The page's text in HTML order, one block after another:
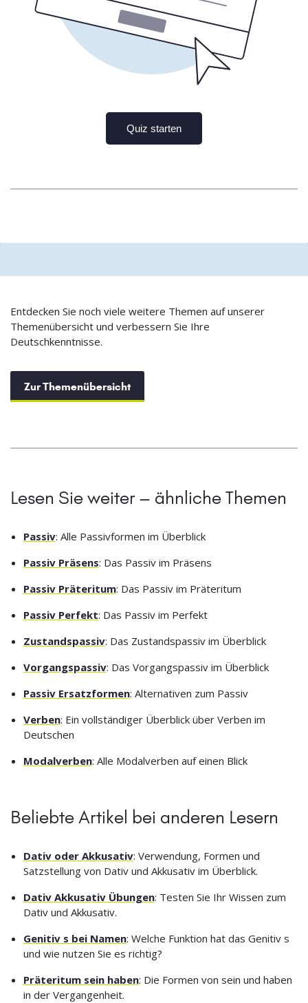
Entdecken Sie noch viele weitere Themen auf unserer
Themenübersicht und verbessern Sie Ihre
Deutschkenntnisse.
Zur Themenübersicht
Lesen Sie weiter – ähnliche Themen
Passiv: Alle Passivformen im Überblick
Passiv Präsens: Das Passiv im Präsens
Passiv Präteritum: Das Passiv im Präteritum
Passiv Perfekt: Das Passiv im Perfekt
Zustandspassiv: Das Zustandspassiv im Überblick
Vorgangspassiv: Das Vorgangspassiv im Überblick
Passiv Ersatzformen: Alternativen zum Passiv
Verben: Ein vollständiger Überblick über Verben im
Deutschen
Modalverben: Alle Modalverben auf einen Blick
Beliebte Artikel bei anderen Lesern
Dativ oder Akkusativ: Verwendung, Formen und
Satzstellung von Dativ und Akkusativ im Überblick.
Dativ Akkusativ Übungen: Testen Sie Ihr Wissen zum
Dativ und Akkusativ.
Genitiv s bei Namen: Welche Funktion hat das Genitiv s
und wie nutzen Sie es richtig?
Präteritum sein haben: Die Formen von sein und haben
in der Vergangenheit.